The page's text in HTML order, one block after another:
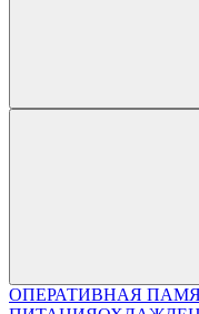
ОПЕРАТИВНАЯ